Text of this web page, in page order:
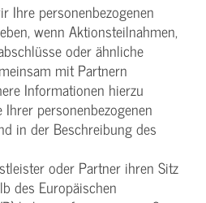
Ihre personenbezogenen
wenn Aktionsteilnahmen,
oder ähnliche
mit Partnern
Informationen hierzu
personenbezogenen
in der Beschreibung des
oder Partner ihren Sitz
des Europäischen